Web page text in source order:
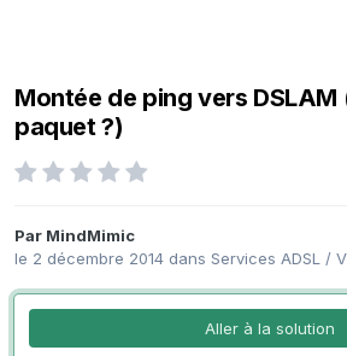
Montée de ping vers
paquet ?)
Par MindMimic
le 2 décembre 2014 dans Services ADSL /
Aller à la solution